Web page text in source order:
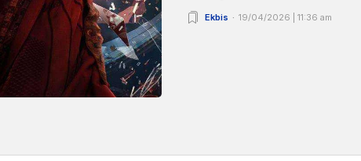
Ekbis 19/04/2026 | 11:36 am